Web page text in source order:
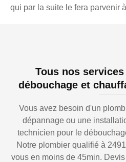
qui par la suite le fera parvenir
Tous nos
débouchage et
Vous avez besoin d'un
dépannage ou une
technicien pour le
Notre plombier qualifié à
vous en moins de 45min.